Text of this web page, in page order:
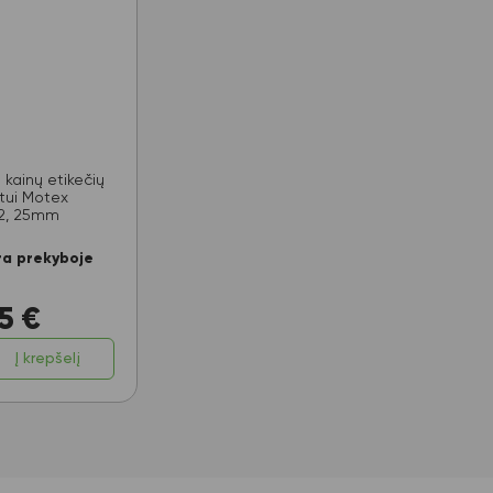
kainų etikečių
Motex
25mm
prekyboje
€
Į krepšelį